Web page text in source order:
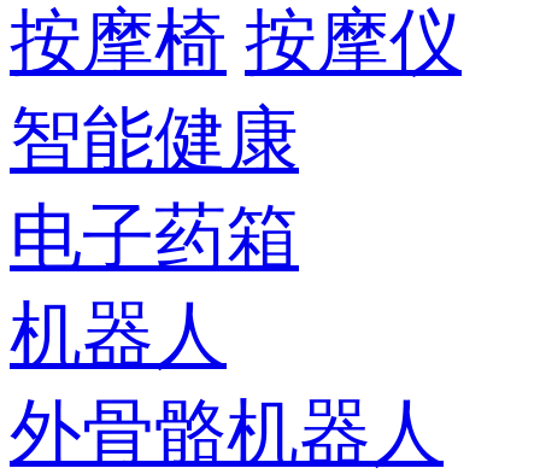
按摩椅 按摩仪
智能健康
电子药箱
机器人
外骨骼机器人